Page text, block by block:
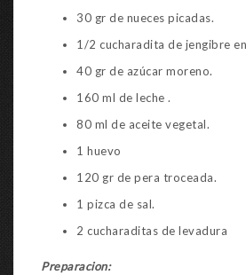
30 gr de nueces picadas.
1/2 cucharadita de jengibre
40 gr de azúcar moreno.
160 ml de leche .
80 ml de aceite vegetal.
1 huevo
120 gr de pera troceada.
1 pizca de sal.
2 cucharaditas de levadura
Preparacion: